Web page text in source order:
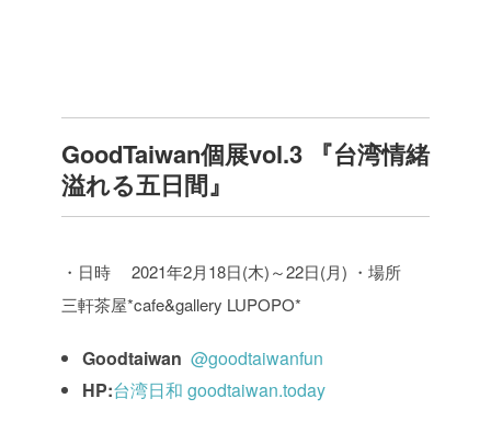
GoodTaiwan個展vol.3 『台湾情緒
溢れる五日間』
・日時 2021年2月18日(木)～22日(月) ・場所
三軒茶屋*cafe&gallery LUPOPO*
Goodtaiwan @goodtaiwanfun
HP:台湾日和 goodtaiwan.today